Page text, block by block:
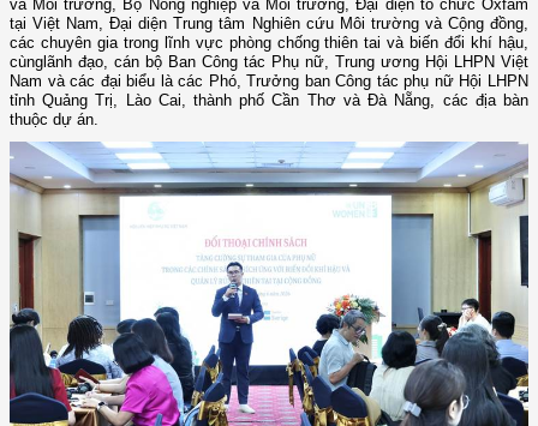
và Môi trường, Bộ Nông nghiệp và Môi trường, Đại diện tổ chức Oxfam
tại Việt Nam, Đại diện Trung tâm Nghiên cứu Môi trường và Cộng đồng,
các chuyên gia trong lĩnh vực phòng chống thiên tai và biến đổi khí hậu,
cùng lãnh đạo, cán bộ Ban Công tác Phụ nữ, Trung ương Hội LHPN Việt
Nam vàcác đại biểu là các Phó, Trưởng ban Công tác phụ nữ Hội LHPN
tỉnh Quảng Trị, Lào Cai, thành phố Cần Thơ và Đà Nẵng, các địa bàn
thuộc dự án.